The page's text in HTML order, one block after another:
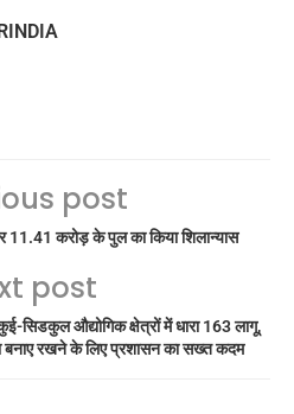
post
11.41 करोड़ के पुल का किया शिलान्यास
post
सिडकुल औद्योगिक क्षेत्रों में धारा 163 लागू,
बनाए रखने के लिए प्रशासन का सख्त कदम